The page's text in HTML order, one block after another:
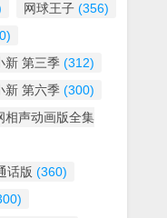
网球王子 (356)
新 第三季 (312)
新 第六季 (300)
相声动画版全集
话版 (360)